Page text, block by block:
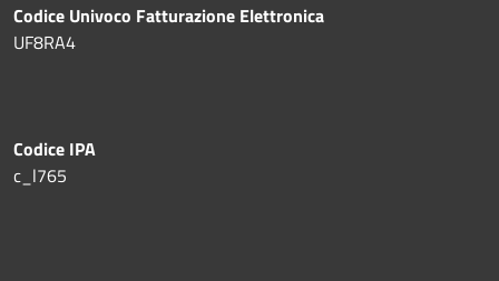
Codice Univoco Fatturazione Elettronica
UF8RA4
Codice IPA
c_l765